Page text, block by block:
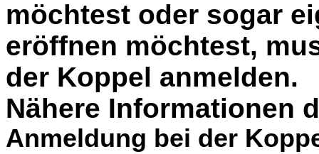
möchtest oder sogar
eröffnen möchtest,
der Koppel anmelden.
Nähere Informationen
Anmeldung bei der